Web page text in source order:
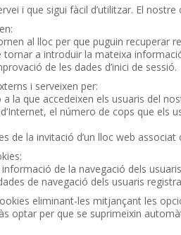
i que sigui fàcil d’utilitzar. El
al lloc per que puguin recuperar
tornar a introduir la mateixa
de les dades d’inici de sessió.
i serveixen per:
la que accedeixen els usuaris del
el número de cops que
de la invitació d’un lloc web associat
de la navegació dels
de navegació dels usuaris
eliminant-les mitjançant les
optar per que se suprimeixin